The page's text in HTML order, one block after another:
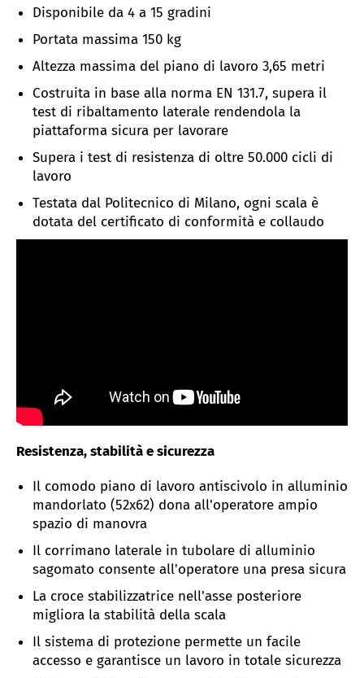
Disponibile da 4 a 15 gradini
Portata massima 150 kg
Altezza massima del piano di lavoro 3,65 metri
Costruita in base alla norma EN 131.7, supera il
test di ribaltamento laterale rendendola la
piattaforma sicura per lavorare
Supera i test di resistenza di oltre 50.000 cicli di
lavoro
Testata dal Politecnico di Milano, ogni scala è
dotata del certificato di conformità e collaudo
Resistenza, stabilità e sicurezza
Il comodo piano di lavoro antiscivolo in alluminio
mandorlato (52x62) dona all'operatore ampio
spazio di manovra
Il corrimano laterale in tubolare di alluminio
sagomato consente all'operatore una presa sicura
La croce stabilizzatrice nell'asse posteriore
migliora la stabilità della scala
Il sistema di protezione permette un facile
accesso e garantisce un lavoro in totale sicurezza